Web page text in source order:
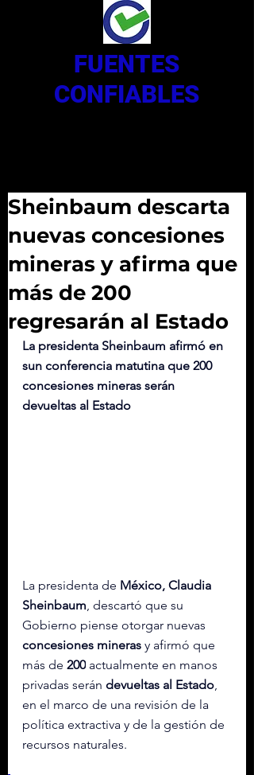
FUENTES
CONFIABLES
Sheinbaum descarta
nuevas concesiones
mineras y afirma que
más de 200
regresarán al Estado
La presidenta Sheinbaum afirmó en
sun conferencia matutina que 200
concesiones mineras serán
devueltas al Estado
La presidenta de México, Claudia
Sheinbaum, descartó que su
Gobierno piense otorgar nuevas
concesiones mineras y afirmó que
más de 200 actualmente en manos
privadas serán devueltas al Estado,
en el marco de una revisión de la
política extractiva y de la gestión de
recursos naturales.